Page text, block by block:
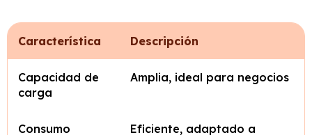
Característica Descripción
Capacidad de
carga
Amplia, ideal para negocios
Consumo
Eficiente, adaptado a